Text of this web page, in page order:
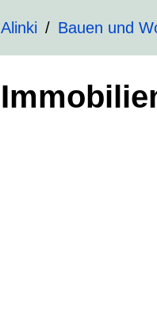
Alinki Bauen und